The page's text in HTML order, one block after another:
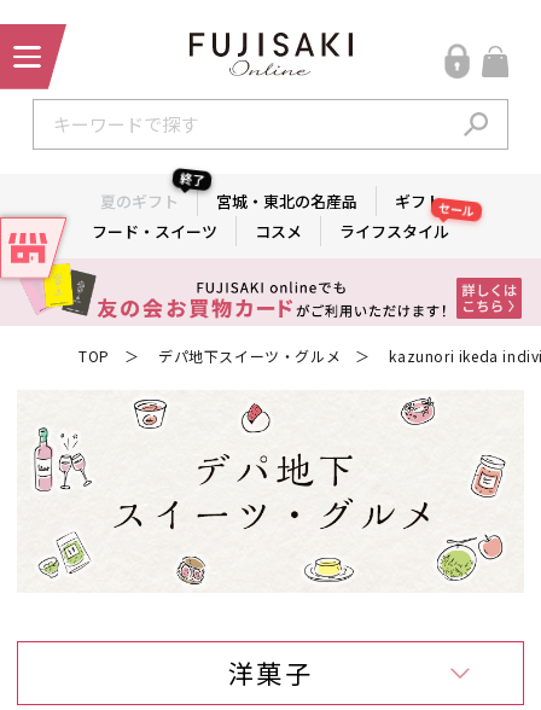
夏のギフト
終了
宮城・東北の名産品
ギフト
フード・スイーツ
コスメ ライフスタイル
セール
TOP ＞ デパ地下スイーツ・グルメ ＞ kazunori ikeda
洋菓子